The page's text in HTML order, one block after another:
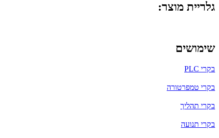
גלריית מוצר:
שימושים
בקרי PLC
בקרי טמפרטורה
בקרי תהליך
בקרי תנועה